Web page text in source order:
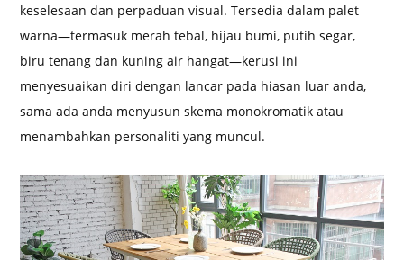
keselesaan dan perpaduan visual. Tersedia dalam palet
warna—termasuk merah tebal, hijau bumi, putih segar,
biru tenang dan kuning air hangat—kerusi ini
menyesuaikan diri dengan lancar pada hiasan luar anda,
sama ada anda menyusun skema monokromatik atau
menambahkan personaliti yang muncul.